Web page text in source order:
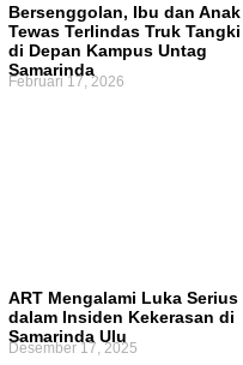
Bersenggolan, Ibu dan Anak
Tewas Terlindas Truk Tangki
di Depan Kampus Untag
Samarinda
Februari 17, 2026
ART Mengalami Luka Serius
dalam Insiden Kekerasan di
Samarinda Ulu
Desember 17, 2025